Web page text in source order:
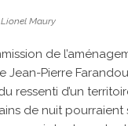
Lionel Maury
de
Jean-Pierre
ressenti d’un
de nuit pourraient